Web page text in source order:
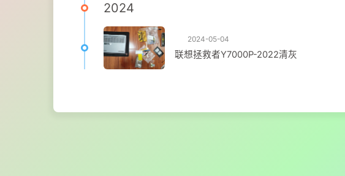
2024
2024-05-04
联想拯救者Y7000P-2022清灰